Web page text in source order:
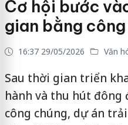
Cơ hội bước
gian bằng
16:37 29/05/2026 Văn
Sau thời gian triển
hành và thu hút đông
công chúng, dự án